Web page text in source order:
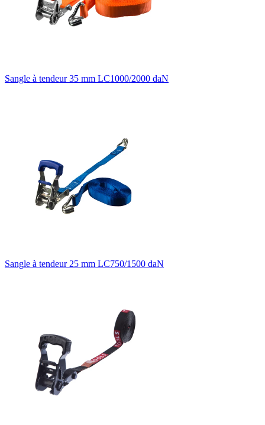
Sangle à tendeur 35 mm LC1000/2000 daN
Sangle à tendeur 25 mm LC750/1500 daN